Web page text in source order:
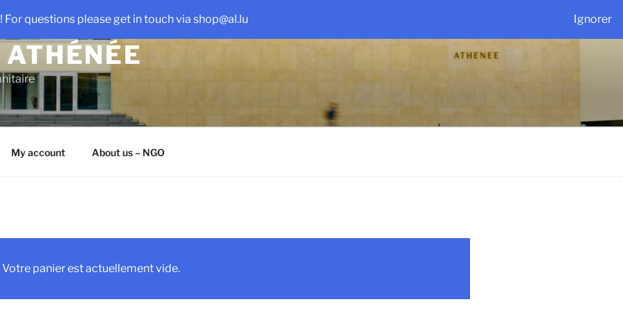
questions please get in touch via shop@al.lu Ignorer
ATHÉNÉE
My account About us – NGO
Votre panier est actuellement vide.